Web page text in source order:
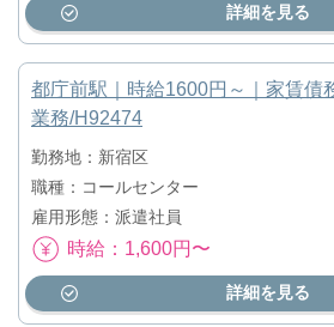
詳細を見る
都庁前駅｜時給1600円～｜家賃債
業務/H92474
勤務地：新宿区
職種：コールセンター
雇用形態：派遣社員
時給：1,600円〜
詳細を見る